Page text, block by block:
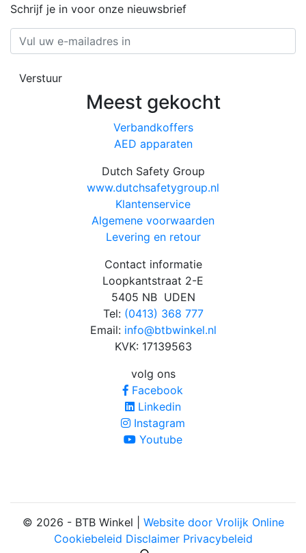
Schrijf je in voor onze nieuwsbrief
Verstuur
Contact informatie
Loopkantstraat 2-E
5405 NB UDEN
Tel: (0413) 368 777
Email: info@btbwinkel.nl
KVK: 17139563
Meest gekocht
Verbandkoffers
AED apparaten
Dutch Safety Group
www.dutchsafetygroup.nl
Klantenservice
Algemene voorwaarden
Levering en retour
volg ons
Facebook
Linkedin
Instagram
Youtube
© 2026 - BTB Winkel | Website door Vrolijk Online
Cookiebeleid Disclaimer Privacybeleid